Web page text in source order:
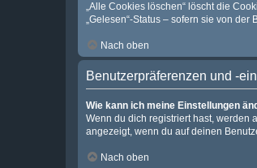
„Alle Cookies löschen“ löscht die
„Gelesen“-Status – sofern sie von
Nach oben
Benutzerpräferenzen und -
Wie kann ich meine Einstellungen
Wenn du dich registriert hast, werden
angezeigt, wenn du auf deinen
Nach oben